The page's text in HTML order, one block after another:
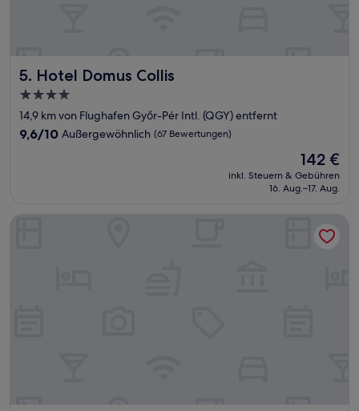
5. Hotel Domus Collis
Hotel Domus Collis
4.0-
Sterne-
Unterkunft
14,9 km von Flughafen Győr-Pér Intl. (QGY) entfernt
9.6
9,6/10 Außergewöhnlich (67 Bewertungen)
Der
Preis
beträgt
142 €
inkl. Steuern & Gebühren
16. Aug.–17. Aug.
Famulus Hotel